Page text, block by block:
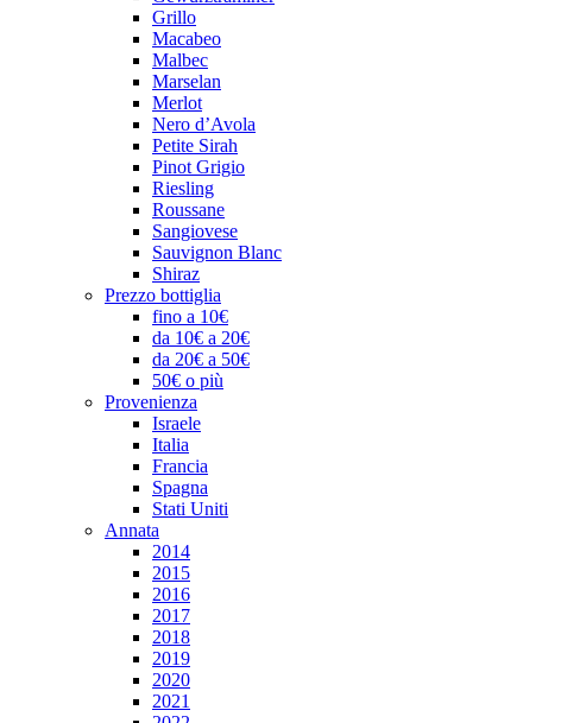
Grillo
Macabeo
Malbec
Marselan
Merlot
Nero d’Avola
Petite Sirah
Pinot Grigio
Riesling
Roussane
Sangiovese
Sauvignon Blanc
Shiraz
Prezzo bottiglia
fino a 10€
da 10€ a 20€
da 20€ a 50€
50€ o più
Provenienza
Israele
Italia
Francia
Spagna
Stati Uniti
Annata
2014
2015
2016
2017
2018
2019
2020
2021